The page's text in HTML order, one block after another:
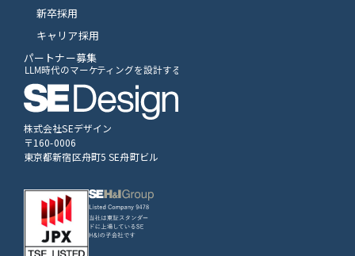
株式会社SEデザイン
〒160-0006
東京都新宿区舟町5 SE舟町ビル
新卒採用
キャリア採用
パートナー募集